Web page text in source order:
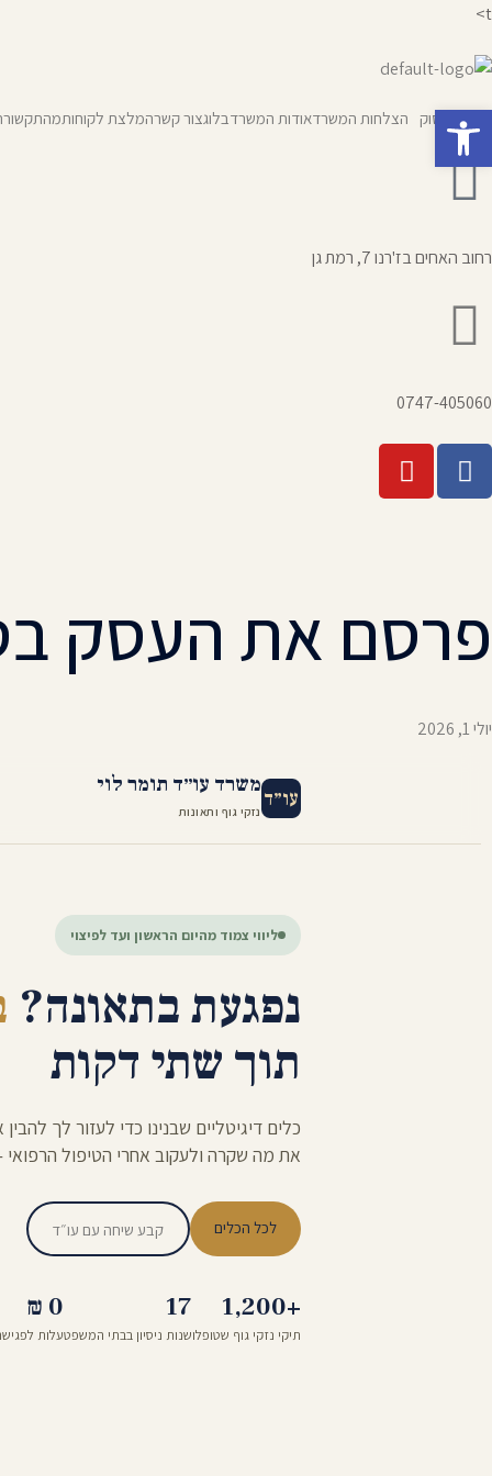
t>
תחומי עיסוק הצלחות המשרדאודות המשרדבלוגצור קשרהמלצת לקוחות
רחוב האחים בז'רנו 7, רמת גן
0747-405060
פרסם את העסק
יולי 1, 2026
עו״ד
משרד עו״ד תומר לוי
נזקי גוף ותאונות
ליווי צמוד מהיום הראשון ועד לפיצוי
נפגעת בתאונה?
תוך שתי דקות
כלים דיגיטליים שבנינו כדי לעזור לך
את מה שקרה ולעקוב אחרי הטיפול
לכל הכלים קבע שיחה עם עו״ד
+1,200
תיקי נזקי גוף שטופלו
17
שנות ניסיון בבתי המשפט
0 ₪
עלות
פתח סרגל נגישות